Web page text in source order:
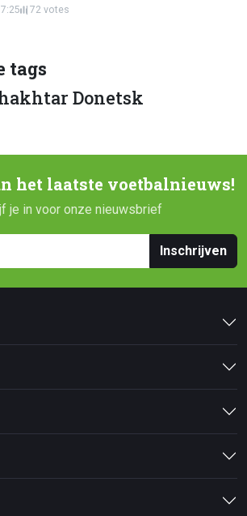
72 votes
tags
Donetsk
het laatste voetbalnieuws!
je in voor onze nieuwsbrief
Inschrijven